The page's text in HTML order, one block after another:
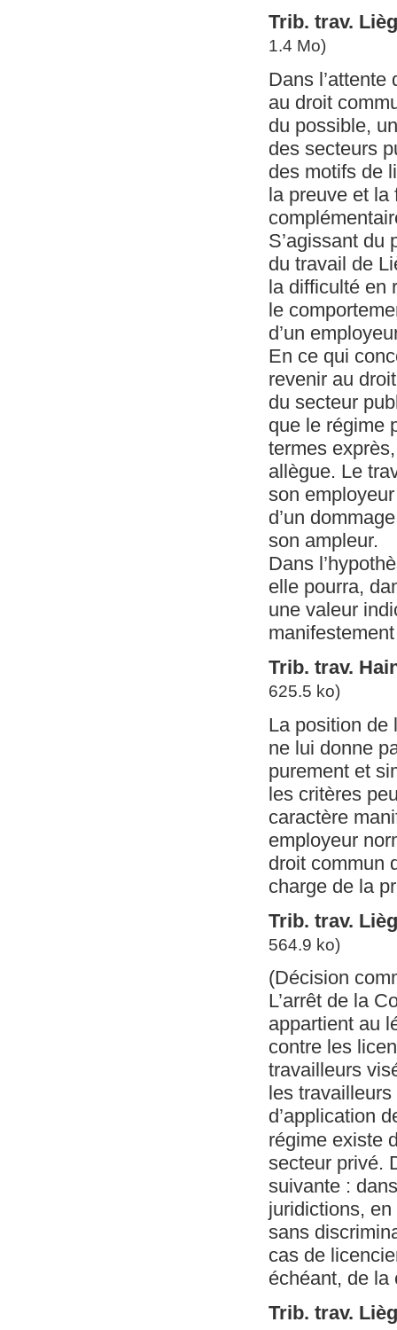
Trib. trav.
1.4 Mo)
Dans l’attente
au droit
du possible,
des secteurs
des motifs de
la preuve et la
S’agissant du
du travail de
la difficulté en
le
d’un
En ce qui
revenir au
du secteur
que le régime
termes
allègue. Le
son
d’un
son ampleur.
Dans
elle pourra,
une valeur
Trib. trav.
625.5 ko)
La position de
ne lui donne
purement et
les critères
caractère
employeur
droit commun
charge de la
Trib. trav.
564.9 ko)
(Décision
L’arrêt de la
appartient au
contre les
travailleurs
les
d’application
régime existe
secteur privé.
suivante :
juridictions,
sans
cas de
échéant, de la
Trib. trav.